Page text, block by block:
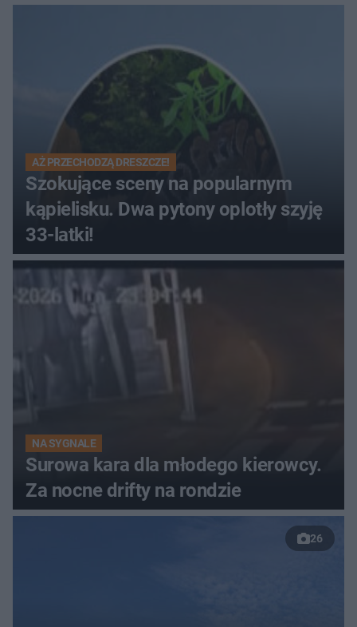
pokazy i muzyczna scena w
Muzeum Wsi Kieleckiej
AŻ PRZECHODZĄ DRESZCZE!
Szokujące sceny na popularnym
kąpielisku. Dwa pytony oplotły szyję
33-latki!
NA SYGNALE
Surowa kara dla młodego kierowcy.
Za nocne drifty na rondzie
26